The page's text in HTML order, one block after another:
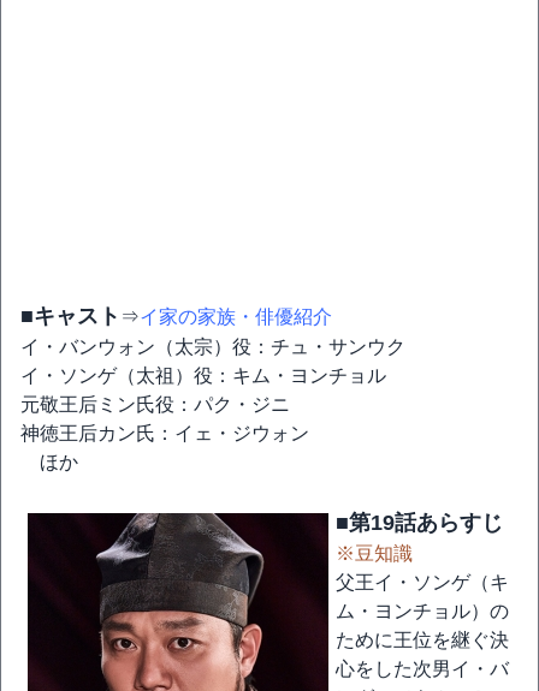
■キャスト ⇒イ家の家族・俳優紹介
イ・バンウォン（太宗）役：チュ・サンウク
イ・ソンゲ（太祖）役：キム・ヨンチョル
元敬王后ミン氏役：パク・ジニ
神徳王后カン氏：イェ・ジウォン
ほか
■第19話あらすじ
※豆知識
父王イ・ソンゲ（キ
ム・ヨンチョル）の
ために王位を継ぐ決
心をした次男イ・バ